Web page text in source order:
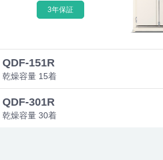
3年保証
QDF-151R
乾燥容量 15着
QDF-301R
乾燥容量 30着